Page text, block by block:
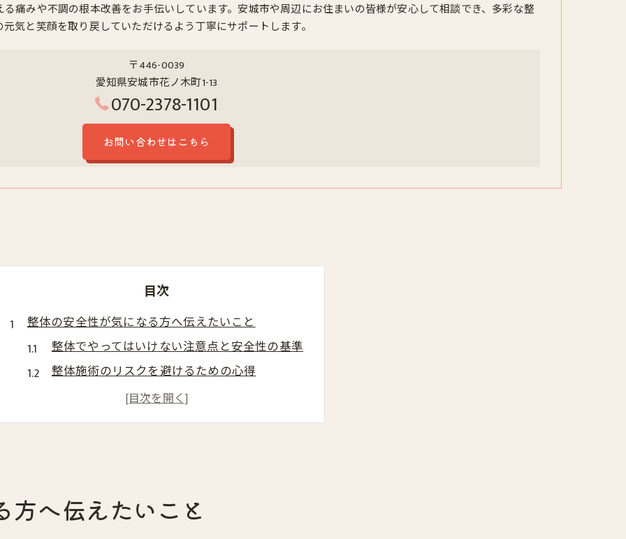
る痛みや不調の根本改善をお手伝いしています。安城市や周辺にお住まいの皆様が安心して相談でき、多彩な整
気と笑顔を取り戻していただけるよう丁寧にサポートします。
〒446-0039
愛知県安城市花ノ木町1-13
070-2378-1101
お問い合わせはこちら
目次
整体の安全性が気になる方へ伝えたいこと
整体でやってはいけない注意点と安全性の基準
整体施術のリスクを避けるための心得
ボキボキ整体の危険性と安全な選び方
整体で不安を感じた時の正しい対応法
先導を活かした整体の改善プロセス解説
方へ伝えたいこと